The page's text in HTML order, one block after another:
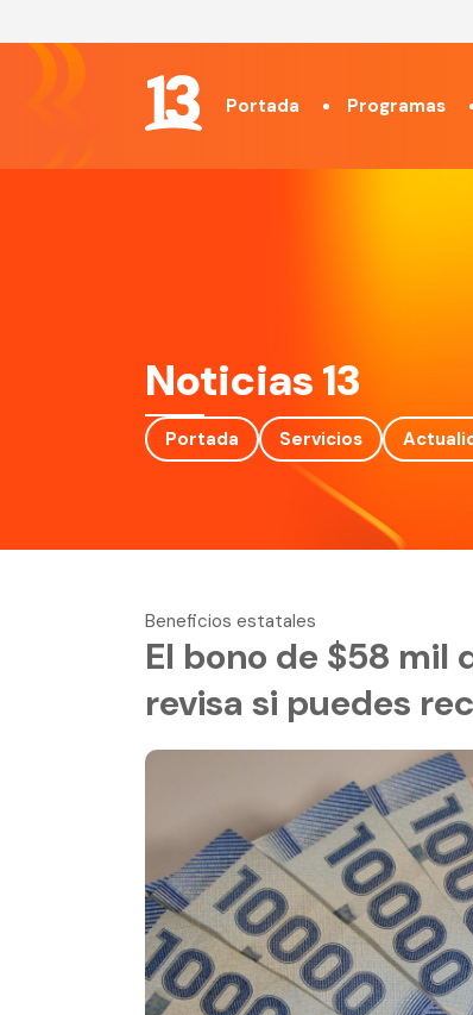
Portada Programas
Noticias 13
Portada Servicios
Beneficios estatales
El bono de $58 mil
revisa si puedes